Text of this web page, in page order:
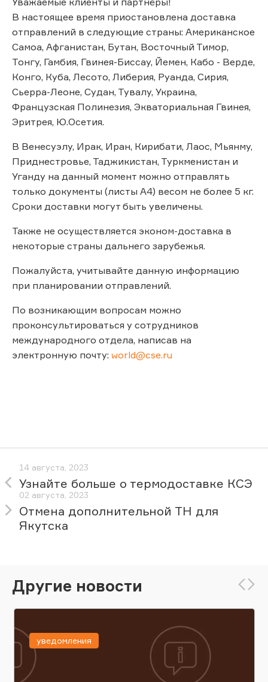
В настоящее время приостановлена доставка
отправлений в следующие страны: Американское
Самоа, Афганистан, Бутан, Восточный Тимор,
Тонгу, Гамбия, Гвинея-Биссау, Йемен, Кабо - Верде,
Конго, Куба, Лесото, Либерия, Руанда, Сирия,
Сьерра-Леоне, Судан, Тувалу, Украина,
Французская Полинезия, Экваториальная Гвинея,
Эритрея, Ю.Осетия.
В Венесуэлу, Ирак, Иран, Кирибати, Лаос, Мьянму,
Приднестровье, Таджикистан, Туркменистан и
Уганду на данный момент можно отправлять
только документы (листы А4) весом не более 5 кг.
Сроки доставки могут быть увеличены.
Также не осуществляется эконом-доставка в
некоторые страны дальнего зарубежья.
Пожалуйста, учитывайте данную информацию
при планировании отправлений.
По возникающим вопросам можно
проконсультироваться у сотрудников
международного отдела, написав на
электронную почту: world@cse.ru
14 августа, 2023
Узнайте больше о термодоставке КСЭ
02 августа, 2023
Отмена дополнительной ТН для
Якутска
Другие новости
уведомления